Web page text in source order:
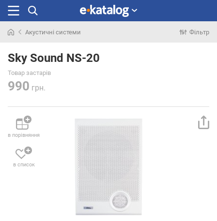
раніше
Акустичні системи Фільтр
Sky Sound NS-20
Товар застарів
990 грн.
в порівняння
в список